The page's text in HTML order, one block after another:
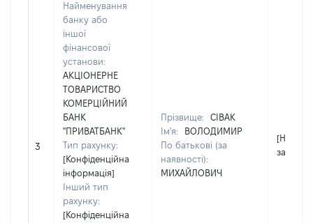
3
Найменування
банку або
іншої
фінансової
установи:
АКЦІОНЕРНЕ
ТОВАРИСТВО
КОМЕРЦІЙНИЙ
БАНК
"ПРИВАТБАНК"
Тип рахунку:
[Конфіденційна
інформація]
Інший тип
рахунку:
[Конфіденційна
Прізвище:
СІВАК
Ім'я:
ВОЛОДИМИР
По батькові (за
наявності):
МИХАЙЛОВИЧ
[Не